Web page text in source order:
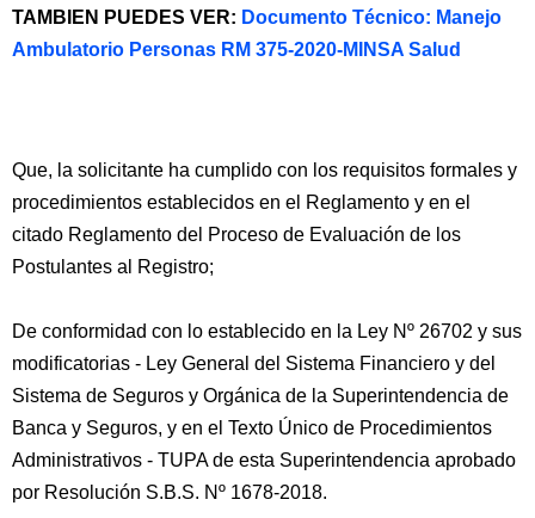
TAMBIEN PUEDES VER: Documento Técnico: Manejo
Ambulatorio Personas RM 375-2020-MINSA Salud
Que, la solicitante ha cumplido con los requisitos formales y
procedimientos establecidos en el Reglamento y en el
citado Reglamento del Proceso de Evaluación de los
Postulantes al Registro;
De conformidad con lo establecido en la Ley Nº 26702 y sus
modificatorias - Ley General del Sistema Financiero y del
Sistema de Seguros y Orgánica de la Superintendencia de
Banca y Seguros, y en el Texto Único de Procedimientos
Administrativos - TUPA de esta Superintendencia aprobado
por Resolución S.B.S. Nº 1678-2018.